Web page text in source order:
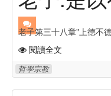
老子第三十八章"上德不
閱讀全文
哲學宗教